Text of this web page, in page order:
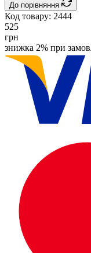
До порівняння
Код товару: 2444
525
грн
знижка 2% при